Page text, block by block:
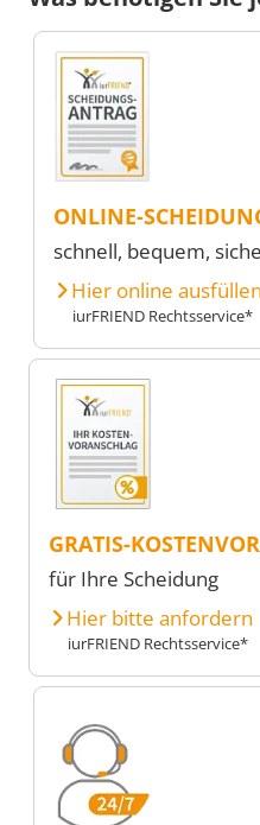
ONLINE-
schnell, bequem,
Hier online ausfüllen
iurFRIEND Rechtsservice*
GRATIS-
für Ihre Scheidung
Hier bitte anfordern
iurFRIEND Rechtsservice*